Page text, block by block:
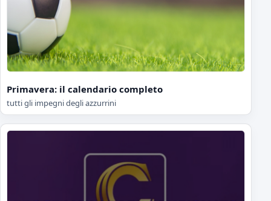
Primavera: il calendario completo
tutti gli impegni degli azzurrini